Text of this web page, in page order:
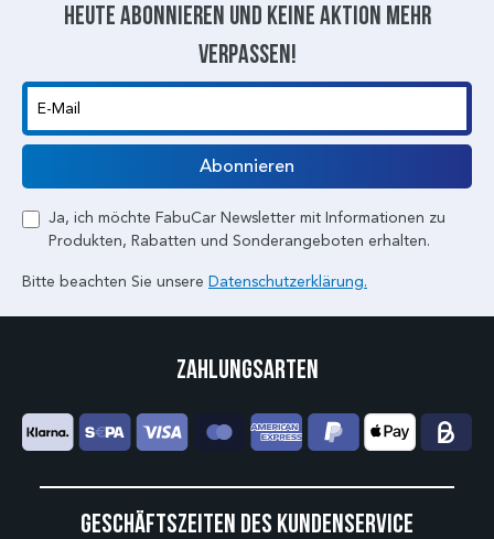
Heute abonnieren und keine aktion mehr
verpassen!
E-Mail
Abonnieren
Ja, ich möchte FabuCar Newsletter mit Informationen zu
Produkten, Rabatten und Sonderangeboten erhalten.
Bitte beachten Sie unsere Datenschutzerklärung.
Geschäftszeiten des Kundenservice
Zahlungsarten